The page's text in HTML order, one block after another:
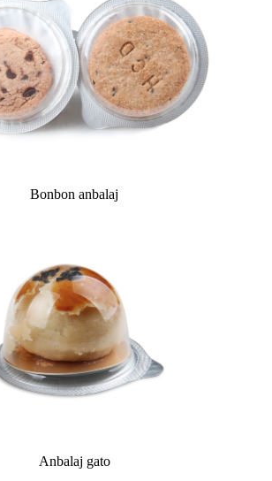
Bonbon anbalaj
Anbalaj gato